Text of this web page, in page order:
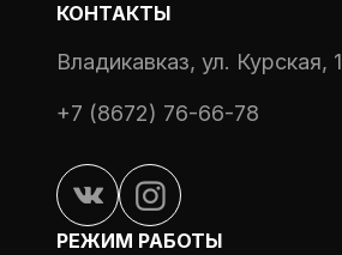
КОНТАКТЫ
Владикавказ, ул. Курская, 1
+7 (8672) 76-66-78
РЕЖИМ РАБОТЫ